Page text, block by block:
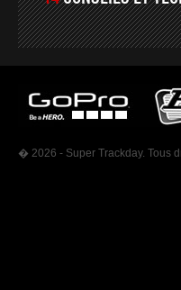
� 2026 - Super Trackday. Tous